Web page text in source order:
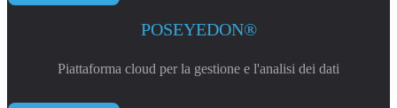
POSEYEDON®
Piattaforma cloud per la gestione e l'analisi dei dati